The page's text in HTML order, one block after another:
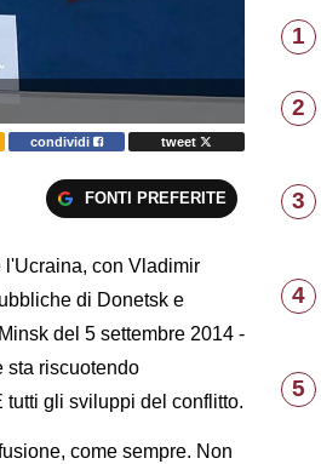
condividi tweet
FONTI PREFERITE
l'Ucraina, con Vladimir
di Donetsk e
del 5 settembre 2014 -
sta riscuotendo
gli sviluppi del conflitto.
come sempre. Non
1
2
3
4
5